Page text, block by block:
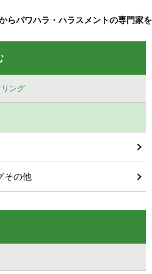
らパワハラ・ハラスメントの専門家を
ング
その他